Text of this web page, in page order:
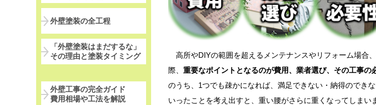
高所やDIYの範囲を超えるメンテナンスやリフォーム場合
際、 重要なポイントとなるのが費用、業者選び、その工事の
のうち、1つでも疎かになれば、満足できない・納得のでき
いったことを考え出すと、重い腰がさらに重くなってしまい
外壁塗装の全工程
「外壁塗装はまだするな」
その理由と塗装タイミング
外壁工事の完全ガイド
費用相場や工法を解説